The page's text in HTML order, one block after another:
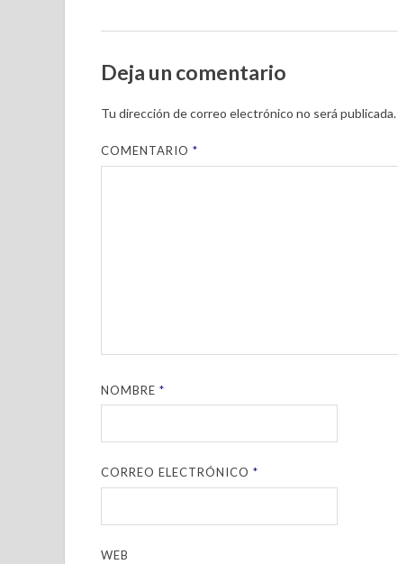
Deja un comentario
Tu dirección de correo electrónico no será publicada.
COMENTARIO*
NOMBRE*
CORREO ELECTRÓNICO*
WEB